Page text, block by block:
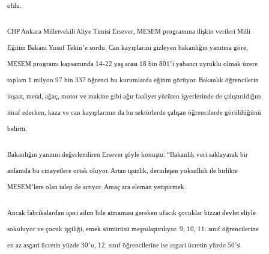
oldu.
CHP Ankara Milletvekili Aliye Timisi Ersever, MESEM programına ilişkin verileri Milli
Eğitim Bakanı Yusuf Tekin’e sordu. Can kayıplarını gizleyen bakanlığın yanıtına göre,
MESEM programı kapsamında 14-22 yaş arası 18 bin 801’i yabancı uyruklu olmak üzere
toplam 1 milyon 97 bin 337 öğrenci bu kurumlarda eğitim görüyor. Bakanlık öğrencilerin
inşaat, metal, ağaç, motor ve makine gibi ağır faaliyet yürüten işyerlerinde de çalıştırıldığını
itiraf ederken, kaza ve can kayıplarının da bu sektörlerde çalışan öğrencilerde görüldüğünü
belirtti.
Bakanlığın yanıtını değerlendiren Ersever şöyle konuştu: “Bakanlık veri saklayarak bir
anlamda bu cinayetlere ortak oluyor. Artan işsizlik, derinleşen yoksulluk ile birlikte
MESEM’lere olan talep de artıyor. Amaç ara eleman yetiştirmek.
Ancak fabrikalardan içeri adım bile atmaması gereken ufacık çocuklar bizzat devlet eliyle
sokuluyor ve çocuk işçiliği, emek sömürüsü meşrulaştırılıyor. 9, 10, 11. sınıf öğrencilerine
en az asgari ücretin yüzde 30’u, 12. sınıf öğrencilerine ise asgari ücretin yüzde 50’si